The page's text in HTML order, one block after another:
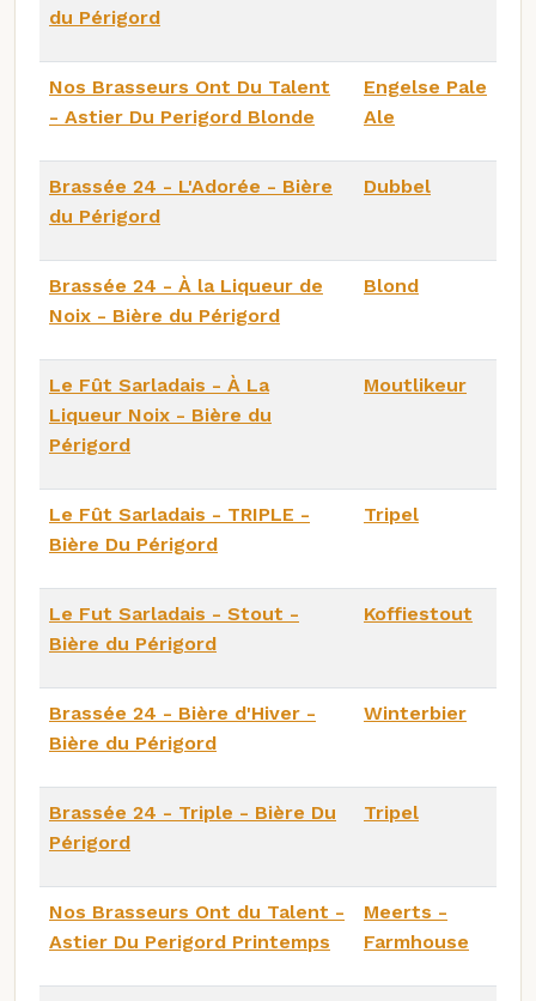
du Périgord
Nos Brasseurs Ont Du Talent
- Astier Du Perigord Blonde
Engelse Pale
Ale
Brassée 24 - L'Adorée - Bière
du Périgord
Dubbel
Brassée 24 - À la Liqueur de
Noix - Bière du Périgord
Blond
Le Fût Sarladais - À La
Liqueur Noix - Bière du
Périgord
Moutlikeur
Le Fût Sarladais - TRIPLE -
Bière Du Périgord
Tripel
Le Fut Sarladais - Stout -
Bière du Périgord
Koffiestout
Brassée 24 - Bière d'Hiver -
Bière du Périgord
Winterbier
Brassée 24 - Triple - Bière Du
Périgord
Tripel
Nos Brasseurs Ont du Talent -
Astier Du Perigord Printemps
Meerts -
Farmhouse